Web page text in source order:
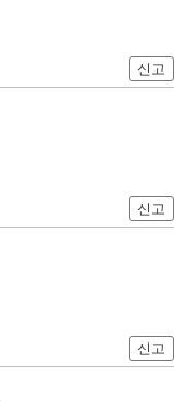
신고
신고
신고